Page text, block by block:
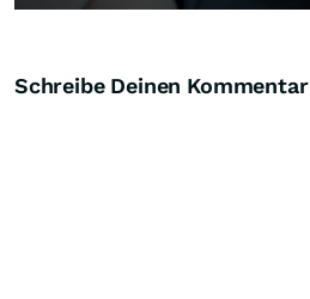
Schreibe Deinen Kommentar